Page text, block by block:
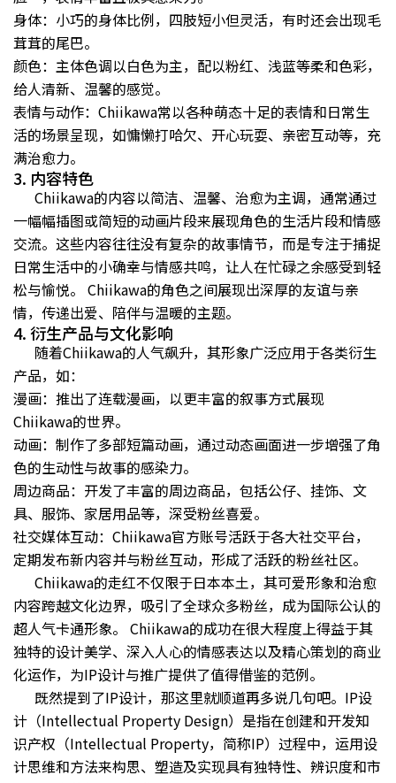
身体：小巧的身体比例，四肢短小但灵活，有时还会出现毛
茸茸的尾巴。
颜色：主体色调以白色为主，配以粉红、浅蓝等柔和色彩，
给人清新、温馨的感觉。
表情与动作：Chiikawa常以各种萌态十足的表情和日常生
活的场景呈现，如慵懒打哈欠、开心玩耍、亲密互动等，充
满治愈力。
3. 内容特色
Chiikawa的内容以简洁、温馨、治愈为主调，通常通过
一幅幅插图或简短的动画片段来展现角色的生活片段和情感
交流。这些内容往往没有复杂的故事情节，而是专注于捕捉
日常生活中的小确幸与情感共鸣，让人在忙碌之余感受到轻
松与愉悦。 Chiikawa的角色之间展现出深厚的友谊与亲
情，传递出爱、陪伴与温暖的主题。
4. 衍生产品与文化影响
随着Chiikawa的人气飙升，其形象广泛应用于各类衍生
产品，如：
漫画：推出了连载漫画，以更丰富的叙事方式展现
Chiikawa的世界。
动画：制作了多部短篇动画，通过动态画面进一步增强了角
色的生动性与故事的感染力。
周边商品：开发了丰富的周边商品，包括公仔、挂饰、文
具、服饰、家居用品等，深受粉丝喜爱。
社交媒体互动：Chiikawa官方账号活跃于各大社交平台，
定期发布新内容并与粉丝互动，形成了活跃的粉丝社区。
Chiikawa的走红不仅限于日本本土，其可爱形象和治愈
内容跨越文化边界，吸引了全球众多粉丝，成为国际公认的
超人气卡通形象。 Chiikawa的成功在很大程度上得益于其
独特的设计美学、深入人心的情感表达以及精心策划的商业
化运作，为IP设计与推广提供了值得借鉴的范例。
既然提到了IP设计，那这里就顺道再多说几句吧。IP设
计（Intellectual Property Design）是指在创建和开发知
识产权（Intellectual Property，简称IP）过程中，运用设
计思维和方法来构思、塑造及实现具有独特性、辨识度和市